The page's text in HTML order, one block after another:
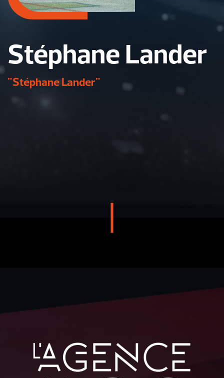
Stéphane Lander
"Stéphane Lander"